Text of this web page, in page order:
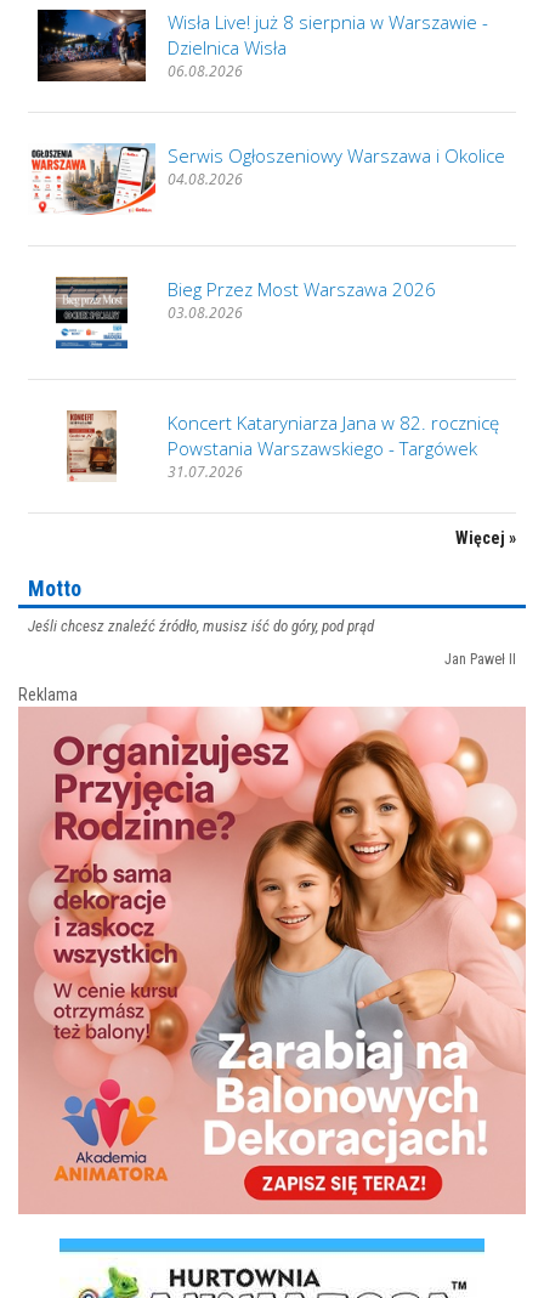
Wisła Live! już 8 sierpnia w Warszawie -
Dzielnica Wisła
06.08.2026
Serwis Ogłoszeniowy Warszawa i Okolice
04.08.2026
Bieg Przez Most Warszawa 2026
03.08.2026
Koncert Kataryniarza Jana w 82. rocznicę
Powstania Warszawskiego - Targówek
31.07.2026
Więcej »
Motto
Jeśli chcesz znaleźć źródło, musisz iść do góry, pod prąd
Jan Paweł II
Reklama